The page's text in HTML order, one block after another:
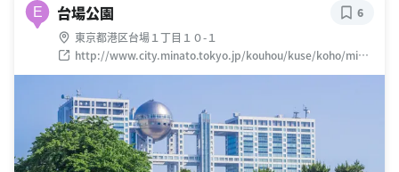
E 台場公園
東京都港区台場１丁目１０-１
http://www.city.minato.tokyo.jp/kouhou/kuse/koho/mina
to2015/201508/20150801top/01.html
6